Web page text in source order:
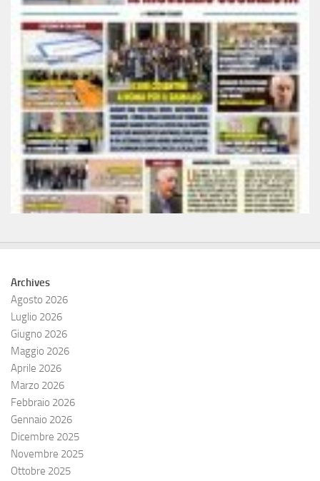
Archives
Agosto 2026
Luglio 2026
Giugno 2026
Maggio 2026
Aprile 2026
Marzo 2026
Febbraio 2026
Gennaio 2026
Dicembre 2025
Novembre 2025
Ottobre 2025